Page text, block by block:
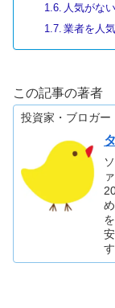
人気がな
業者を人
この記事の著者
投資家・ブロガー
す